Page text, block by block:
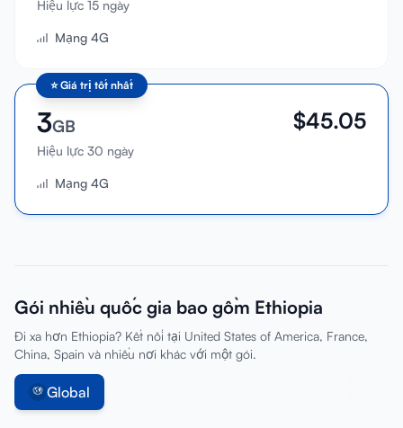
Đăng nhập
Đăng ký
Hiệu lực 15 ngày
Mạng 4G
⭐Giá trị tốt nhất
3GB
Hiệu lực 30 ngày
$45.05
Mạng 4G
Gói nhiều quốc gia bao gồm Ethiopia
Đi xa hơn Ethiopia? Kết nối tại United States of America, France,
China, Spain và nhiều nơi khác với một gói.
Global